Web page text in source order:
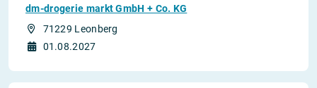
dm-drogerie markt GmbH + Co. KG
71229 Leonberg
01.08.2027